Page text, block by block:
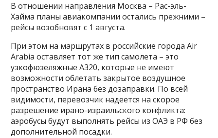
В отношении направления Москва – Рас-эль-
Хайма планы авиакомпании остались прежними –
рейсы возобновят с 1 августа.
При этом на маршрутах в российские города Air
Arabia оставляет тот же тип самолета – это
узкофюзеляжные А320, которые не имеют
возможности облетать закрытое воздушное
пространство Ирана без дозаправки. По всей
видимости, перевозчик надеется на скорое
разрешение ирано-израильского конфликта:
аэробусы будут выполнять рейсы из ОАЭ в РФ без
дополнительной посадки.